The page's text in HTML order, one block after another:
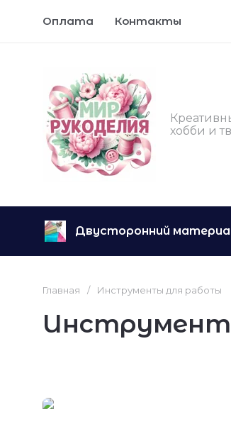
Оплата Контакты
хобби и
Двусторонний
Главная / Инструменты для работы